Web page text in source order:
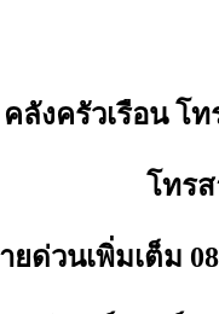
คลังครัวเรือน โท
โทรส
ยด่วนเพิ่มเต็ม